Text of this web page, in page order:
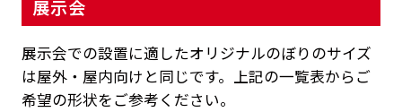
展示会
展示会での設置に適したオリジナルのぼりのサイズ
は屋外・屋内向けと同じです。上記の一覧表からご
希望の形状をご参考ください。